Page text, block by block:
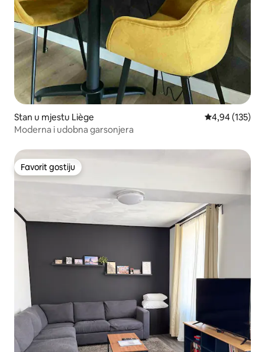
Stan u mjestu Liège prosječna
4,94 (135)
Moderna i udobna garsonjera
Favorit gostiju
Favorit gostiju